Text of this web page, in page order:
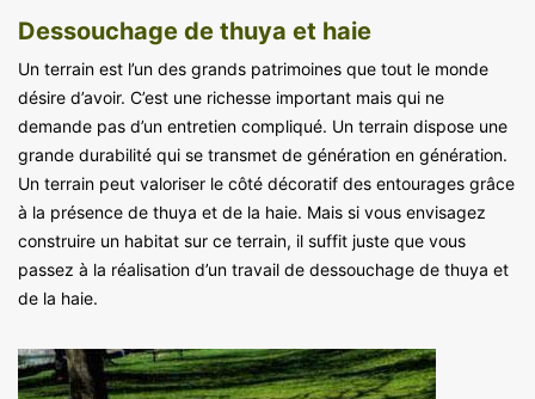
Dessouchage de thuya et haie
Un terrain est l’un des grands patrimoines que tout le monde
désire d’avoir. C’est une richesse important mais qui ne
demande pas d’un entretien compliqué. Un terrain dispose une
grande durabilité qui se transmet de génération en génération.
Un terrain peut valoriser le côté décoratif des entourages grâce
à la présence de thuya et de la haie. Mais si vous envisagez
construire un habitat sur ce terrain, il suffit juste que vous
passez à la réalisation d’un travail de dessouchage de thuya et
de la haie.